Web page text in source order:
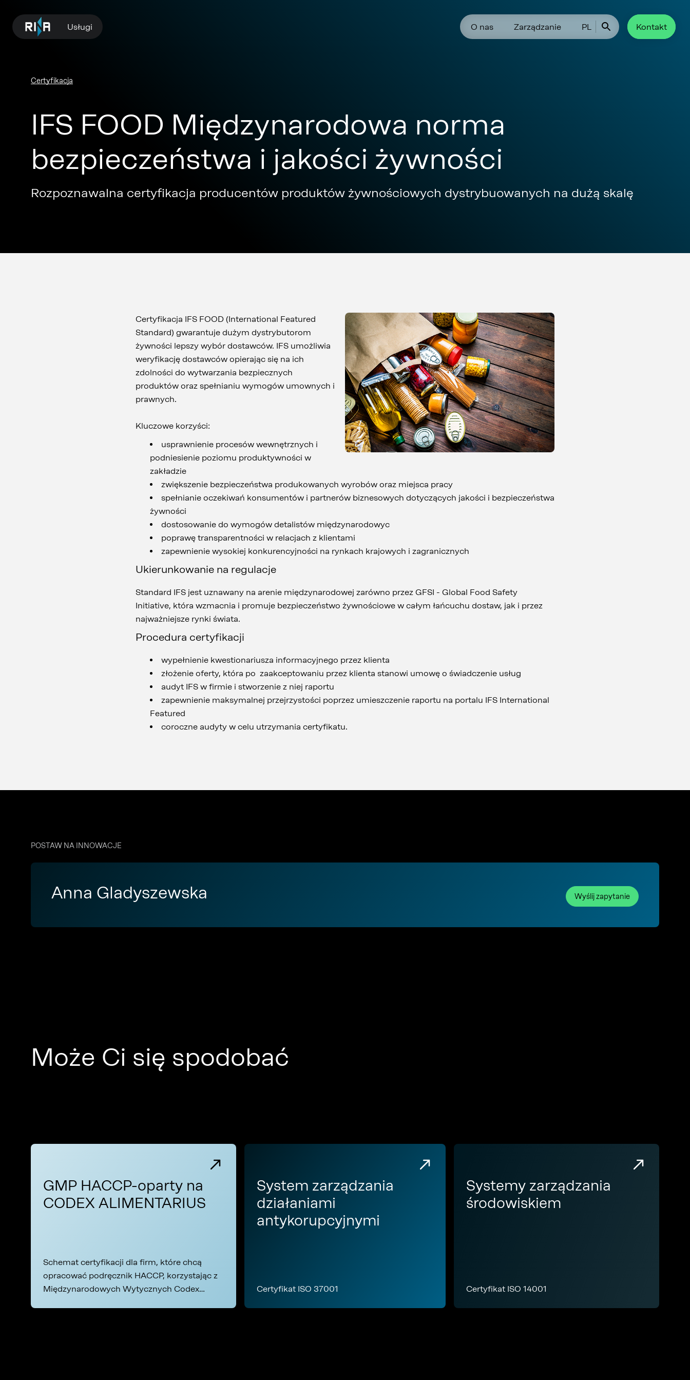
Usługi O nas Zarządzanie PL Kontakt
Certyfikacja
IFS FOOD Międzynarodowa norma
bezpieczeństwa i jakości żywności
Rozpoznawalna certyfikacja producentów produktów żywnościowych dystrybuowanych na dużą skalę
Certyfikacja IFS FOOD (International Featured
Standard) gwarantuje dużym dystrybutorom
żywności lepszy wybór dostawców. IFS umożliwia
weryfikację dostawców opierając się na ich
zdolności do wytwarzania bezpiecznych
produktów oraz spełnianiu wymogów umownych i
prawnych.
Kluczowe korzyści:
usprawnienie procesów wewnętrznych i
podniesienie poziomu produktywności w
zakładzie
zwiększenie bezpieczeństwa produkowanych wyrobów oraz miejsca pracy
spełnianie oczekiwań konsumentów i partnerów biznesowych dotyczących jakości i bezpieczeństwa
żywności
dostosowanie do wymogów detalistów międzynarodowyc
poprawę transparentności w relacjach z klientami
zapewnienie wysokiej konkurencyjności na rynkach krajowych i zagranicznych
Ukierunkowanie na regulacje
Standard IFS jest uznawany na arenie międzynarodowej zarówno przez GFSI - Global Food Safety
Initiative, która wzmacnia i promuje bezpieczeństwo żywnościowe w całym łańcuchu dostaw, jak i przez
najważniejsze rynki świata.
Procedura certyfikacji
wypełnienie kwestionariusza informacyjnego przez klienta
złożenie oferty, która po zaakceptowaniu przez klienta stanowi umowę o świadczenie usług
audyt IFS w firmie i stworzenie z niej raportu
zapewnienie maksymalnej przejrzystości poprzez umieszczenie raportu na portalu IFS International
Featured
coroczne audyty w celu utrzymania certyfikatu.
POSTAW NA INNOWACJE
Anna Gladyszewska Wyślij zapytanie
Może Ci się spodobać
GMP HACCP-oparty na
CODEX ALIMENTARIUS
Schemat certyfikacji dla firm, które chcą
opracować podręcznik HACCP, korzystając z
Międzynarodowych Wytycznych Codex
System zarządzania
działaniami
antykorupcyjnymi
Certyfikat ISO 37001
Systemy zarządzania
środowiskiem
Certyfikat ISO 14001